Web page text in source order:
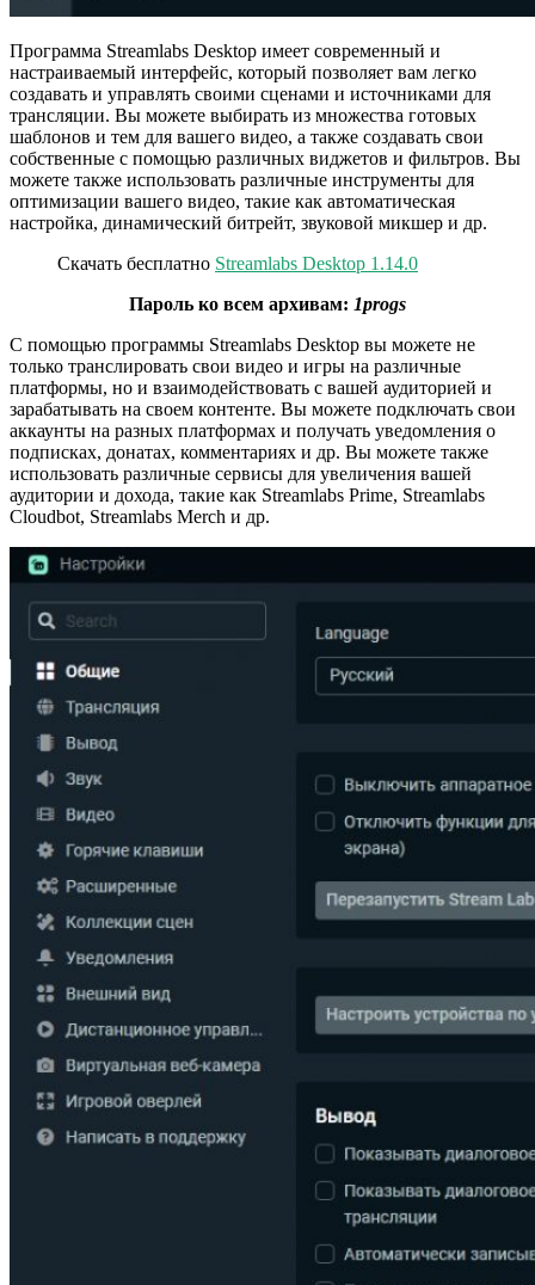
Программа Streamlabs Desktop имеет современный и
настраиваемый интерфейс, который позволяет вам легко
создавать и управлять своими сценами и источниками для
трансляции. Вы можете выбирать из множества готовых
шаблонов и тем для вашего видео, а также создавать свои
собственные с помощью различных виджетов и фильтров. Вы
можете также использовать различные инструменты для
оптимизации вашего видео, такие как автоматическая
настройка, динамический битрейт, звуковой микшер и др.
Скачать бесплатно Streamlabs Desktop 1.14.0
Пароль ко всем архивам: 1progs
С помощью программы Streamlabs Desktop вы можете не
только транслировать свои видео и игры на различные
платформы, но и взаимодействовать с вашей аудиторией и
зарабатывать на своем контенте. Вы можете подключать свои
аккаунты на разных платформах и получать уведомления о
подписках, донатах, комментариях и др. Вы можете также
использовать различные сервисы для увеличения вашей
аудитории и дохода, такие как Streamlabs Prime, Streamlabs
Cloudbot, Streamlabs Merch и др.